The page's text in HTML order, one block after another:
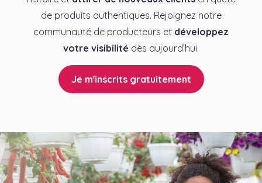
de produits authentiques. Rejoignez notre
communauté de producteurs et développez
votre visibilité dès aujourd’hui.
Je m'inscrits gratuitement